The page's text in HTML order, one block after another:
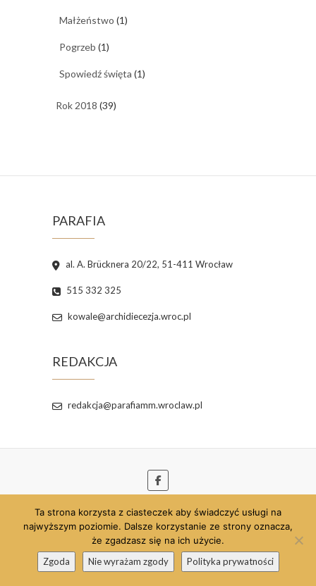
Małżeństwo (1)
Pogrzeb (1)
Spowiedź święta (1)
Rok 2018 (39)
PARAFIA
al. A. Brücknera 20/22, 51-411 Wrocław
515 332 325
kowale@archidiecezja.wroc.pl
REDAKCJA
redakcja@parafiamm.wroclaw.pl
© 2026Parafia pw. Najświętszej Maryi Panny
Matki Miłosierdzia we Wrocławiu | Szablon strony
opracowany przez:Theme Freesia| Strona
wspierana przez: WordPress
Ta strona korzysta z ciasteczek aby świadczyć usługi na
najwyższym poziomie. Dalsze korzystanie ze strony oznacza,
że zgadzasz się na ich użycie.
Zgoda
Nie wyrażam zgody Polityka prywatności